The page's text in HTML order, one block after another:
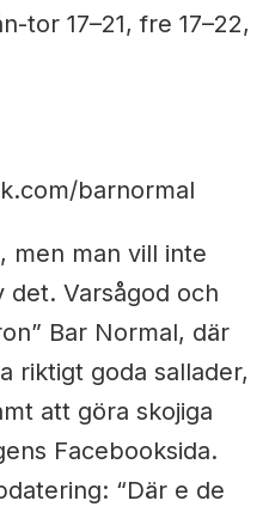
tor 17–21, fre 17–22,
barnormal
men man vill inte
det. Varsågod och
Bar Normal, där
riktigt goda sallader,
att göra skojiga
Facebooksida.
“Där e de